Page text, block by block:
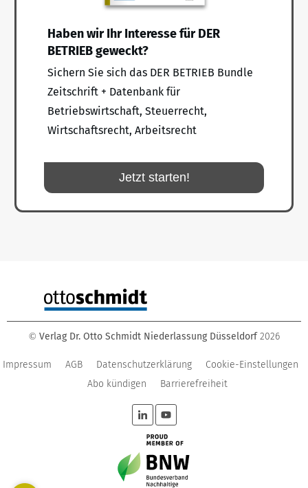
Haben wir Ihr Interesse für DER
BETRIEB geweckt?
Sichern Sie sich das DER BETRIEB Bundle
Zeitschrift + Datenbank für
Betriebswirtschaft, Steuerrecht,
Wirtschaftsrecht, Arbeitsrecht
Jetzt starten!
© Verlag Dr. Otto Schmidt Niederlassung Düsseldorf 2026
Impressum AGB Datenschutzerklärung
Cookie-Einstellungen
Abo kündigen
Barrierefreiheit